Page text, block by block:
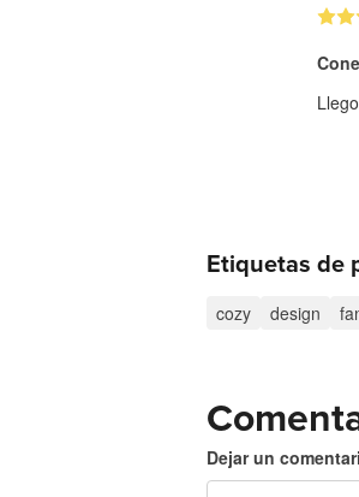
Etiquetas de
cozy design
Dejar un